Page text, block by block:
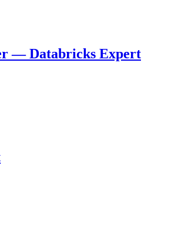
— Databricks Expert